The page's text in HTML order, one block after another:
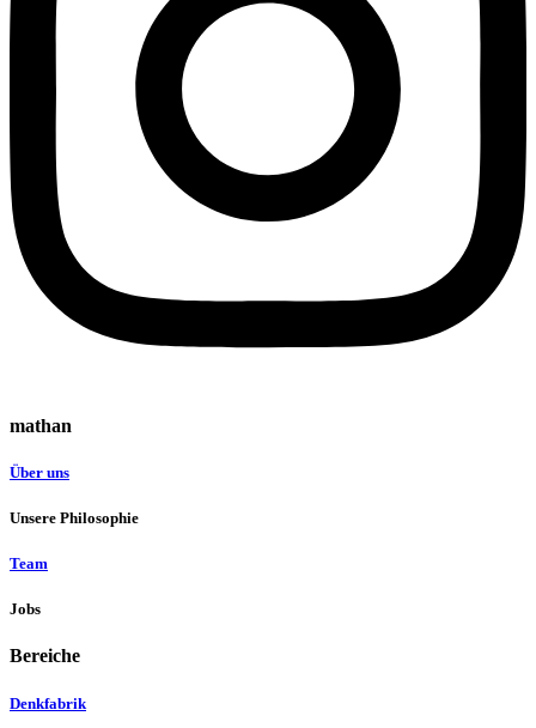
mathan
Über uns
Unsere Philosophie
Team
Jobs
Bereiche
Denkfabrik